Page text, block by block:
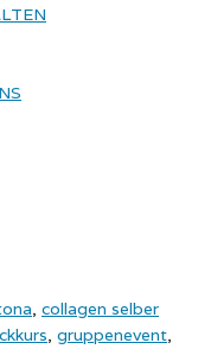
, collagen selber
, gruppenevent,